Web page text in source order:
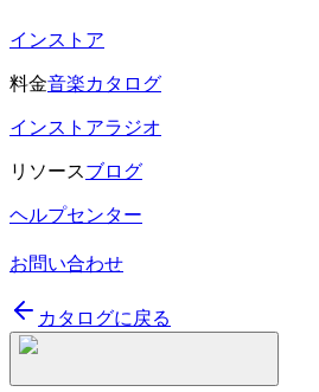
インストア
料金音楽カタログ
インストアラジオ
リソースブログ
ヘルプセンター
お問い合わせ
カタログに戻る